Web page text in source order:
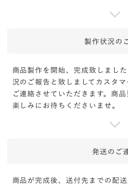
製作状況の
商品製作を開始、完成致しまし
況のご報告と致しましてカスタ
ご連絡させていただきます。商
楽しみにお待ちくださいませ。
発送のご
商品が完成後、送付先までの配